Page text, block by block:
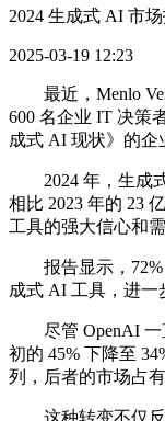
2024 生成式 AI 市
2025-03-19 12:23
最近，Menlo
600 名企业 IT 决策
成式 AI 现状》的企
2024 年，生成式
相比 2023 年的 23
工具的强大信心和需
报告显示，72%
成式 AI 工具，进一
尽管 OpenAI 一
初的 45% 下降至
列，后者的市场占有